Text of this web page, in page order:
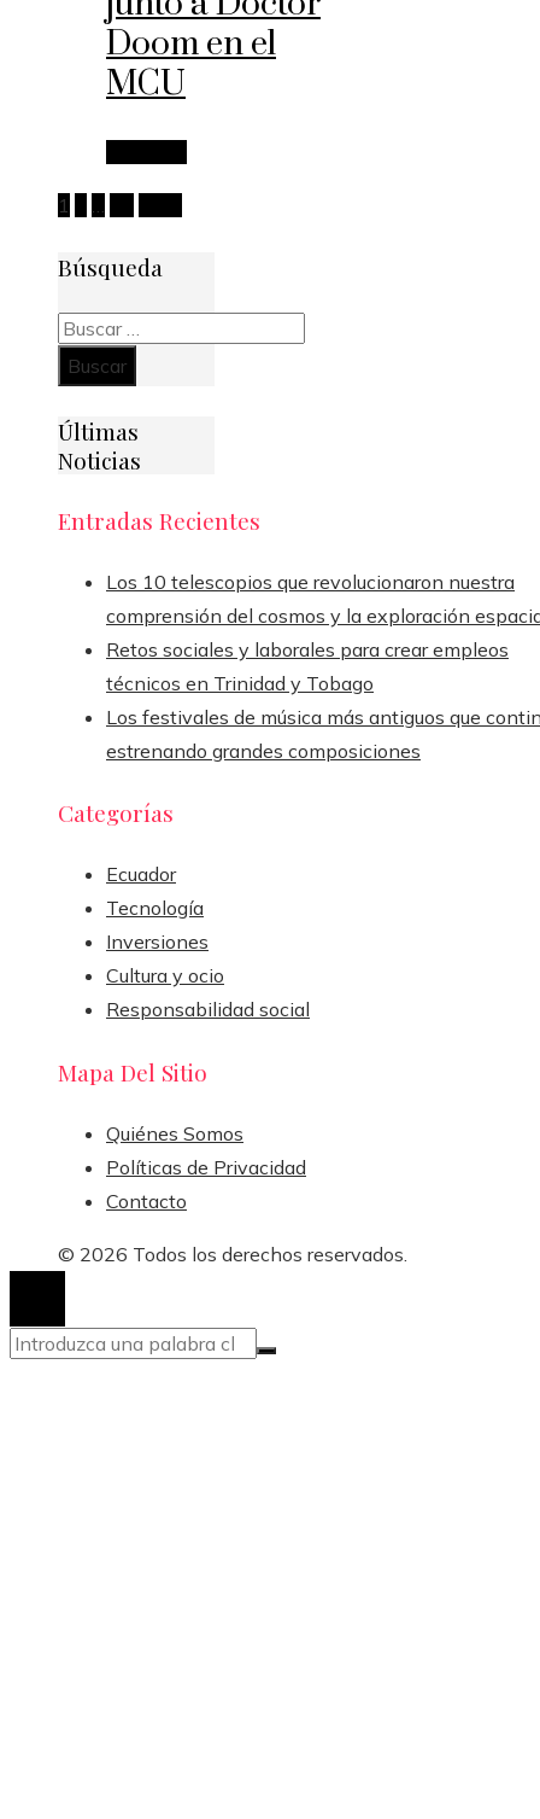
Doom en el
MCU
Paginación
de
entradas
1
Búsqueda
Buscar:
Últimas
Noticias
Entradas Recientes
Los 10 telescopios que revolucionaron nuestra
comprensión del cosmos y la exploración
Retos sociales y laborales para crear empleos
técnicos en Trinidad y Tobago
Los festivales de música más antiguos que
estrenando grandes composiciones
Categorías
Ecuador
Tecnología
Inversiones
Cultura y ocio
Responsabilidad social
Mapa Del Sitio
Quiénes Somos
Políticas de Privacidad
Contacto
© 2026 Todos los derechos reservados.